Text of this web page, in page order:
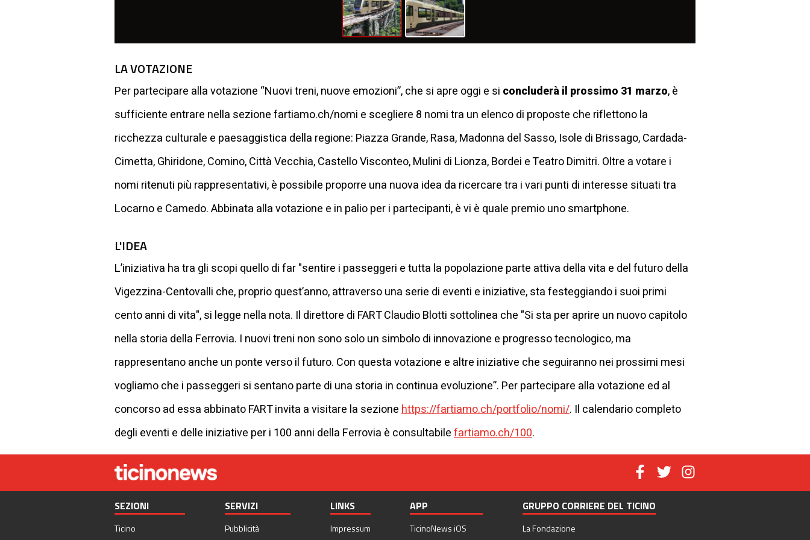
LA VOTAZIONE
Per partecipare alla votazione “Nuovi treni, nuove emozioni”, che si apre oggi e si concluderà il prossimo 31 marzo, è
sufficiente entrare nella sezione fartiamo.ch/nomi e scegliere 8 nomi tra un elenco di proposte che riflettono la
ricchezza culturale e paesaggistica della regione: Piazza Grande, Rasa, Madonna del Sasso, Isole di Brissago, Cardada-
Cimetta, Ghiridone, Comino, Città Vecchia, Castello Visconteo, Mulini di Lionza, Bordei e Teatro Dimitri. Oltre a votare i
nomi ritenuti più rappresentativi, è possibile proporre una nuova idea da ricercare tra i vari punti di interesse situati tra
Locarno e Camedo. Abbinata alla votazione e in palio per i partecipanti, è vi è quale premio uno smartphone.
L'IDEA
L’iniziativa ha tra gli scopi quello di far "sentire i passeggeri e tutta la popolazione parte attiva della vita e del futuro della
Vigezzina-Centovalli che, proprio quest’anno, attraverso una serie di eventi e iniziative, sta festeggiando i suoi primi
cento anni di vita", si legge nella nota. Il direttore di FART Claudio Blotti sottolinea che "Si sta per aprire un nuovo capitolo
nella storia della Ferrovia. I nuovi treni non sono solo un simbolo di innovazione e progresso tecnologico, ma
rappresentano anche un ponte verso il futuro. Con questa votazione e altre iniziative che seguiranno nei prossimi mesi
vogliamo che i passeggeri si sentano parte di una storia in continua evoluzione”. Per partecipare alla votazione ed al
concorso ad essa abbinato FART invita a visitare la sezionehttps://fartiamo.ch/portfolio/nomi/. Il calendario completo
degli eventi e delle iniziative per i 100 anni della Ferrovia è consultabilefartiamo.ch/100.
SEZIONI
Ticino
SERVIZI
Pubblicità
LINKS
Impressum
APP
TicinoNews iOS
GRUPPO CORRIERE DEL TICINO
La Fondazione